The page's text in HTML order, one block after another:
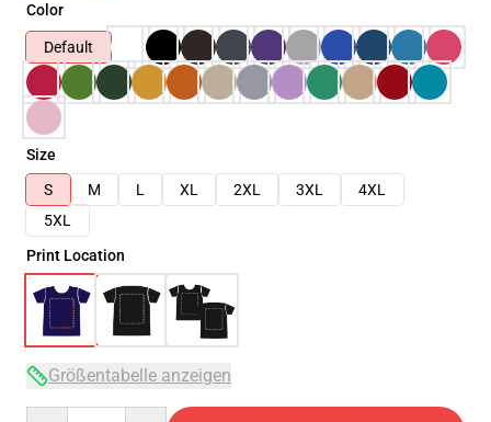
Color
Default
Size
S
M L XL 2XL 3XL
4XL
5XL
Print Location
Größentabelle anzeigen